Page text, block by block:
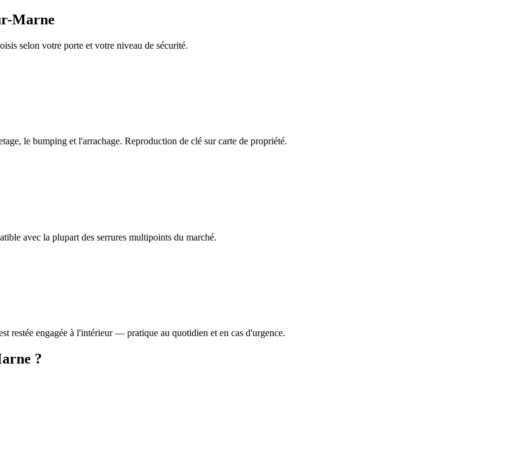
Marne
selon votre porte et votre niveau de sécurité.
le bumping et l'arrachage. Reproduction de clé sur carte de propriété.
avec la plupart des serrures multipoints du marché.
restée engagée à l'intérieur — pratique au quotidien et en cas d'urgence.
?